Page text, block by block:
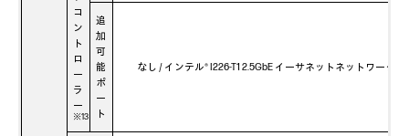
コ
ン
ト
ロ
ー
ラ
ー
※13
追
加
可
能
ポ
ー
ト
なし / インテル® I226-T1 2.5GbE イーサネットネットワーク